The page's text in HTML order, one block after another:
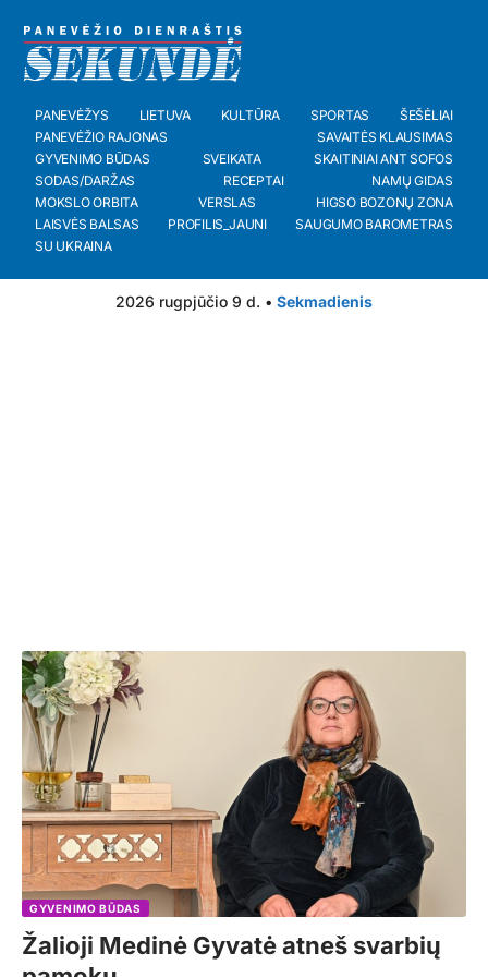
PANEVĖŽYS LIETUVA KULTŪRA SPORTAS
ŠEŠĖLIAI
PANEVĖŽIO RAJONAS
SAVAITĖS KLAUSIMAS
GYVENIMO BŪDAS
SVEIKATA
SKAITINIAI ANT SOFOS
SODAS/DARŽAS
RECEPTAI
NAMŲ GIDAS
MOKSLO ORBITA
VERSLAS
HIGSO BOZONŲ ZONA
LAISVĖS BALSAS
PROFILIS_JAUNI
SAUGUMO BAROMETRAS
SU UKRAINA
2026 rugpjūčio 9 d. • Sekmadienis
GYVENIMO BŪDAS
Žalioji Medinė Gyvatė atneš svarbių